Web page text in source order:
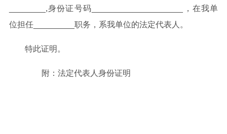
________,身份证号码____________________，在我单
位担任_________职务，系我单位的法定代表人。
特此证明。
附：法定代表人身份证明